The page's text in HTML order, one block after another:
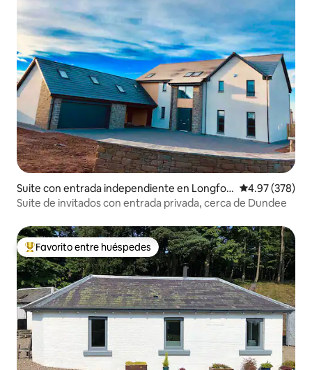
Suite con entrada independiente en Longfor
gan
Calificación
4.97 (378)
Suite de invitados con entrada privada, cerca de Dundee
De los mejores en Favorito entre huéspedes
Favorito entre huéspedes